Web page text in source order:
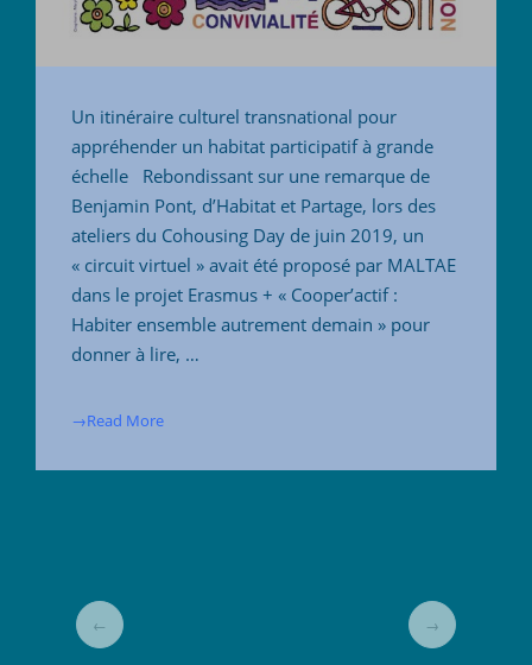
Un itinéraire culturel transnational pour
appréhender un habitat participatif à grande
échelle Rebondissant sur une remarque de
Benjamin Pont, d’Habitat et Partage, lors des
ateliers du Cohousing Day de juin 2019, un
« circuit virtuel » avait été proposé par MALTAE
dans le projet Erasmus + « Cooper’actif :
Habiter ensemble autrement demain » pour
donner à lire, …
→Read More
← →